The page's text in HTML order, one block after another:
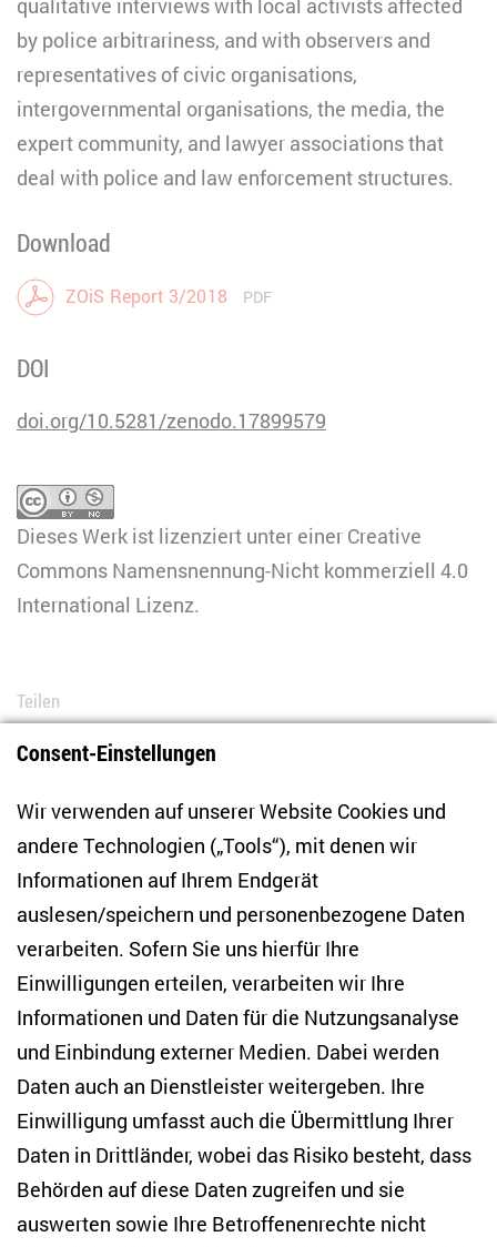
qualitative interviews with local activists affected
by police arbitrariness, and with observers and
representatives of civic organisations,
intergovernmental organisations, the media, the
expert community, and lawyer associations that
deal with police and law enforcement structures.
Download
ZOiS Report 3/2018 PDF
DOI
doi.org/10.5281/zenodo.17899579
Dieses Werk ist lizenziert unter einer Creative
Commons Namensnennung-Nicht kommerziell 4.0
International Lizenz.
Teilen
BlueskyLinkedInFacebook
Zentrum für Osteuropa- und internationale
Studien
Anton-Wilhelm-Amo-Str. 60
10117 Berlin
Tel. +49 (30) 2005949-17
info(at)zois-berlin(dot)de
NEWSLETTER
E-Mail-Adresse eingeben*
Consent-Einstellungen
Wir verwenden auf unserer Website Cookies und
andere Technologien („Tools“), mit denen wir
Informationen auf Ihrem Endgerät
auslesen/speichern und personenbezogene Daten
verarbeiten. Sofern Sie uns hierfür Ihre
Einwilligungen erteilen, verarbeiten wir Ihre
Informationen und Daten für die Nutzungsanalyse
und Einbindung externer Medien. Dabei werden
Daten auch an Dienstleister weitergeben. Ihre
Einwilligung umfasst auch die Übermittlung Ihrer
Daten in Drittländer, wobei das Risiko besteht, dass
Behörden auf diese Daten zugreifen und sie
auswerten sowie Ihre Betroffenenrechte nicht